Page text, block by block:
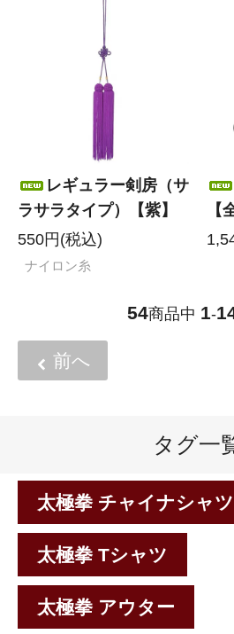
レギュラー剣房（サ
ラサラタイプ）【紫】
550円(税込)
ナイロン糸
【
54商品中 1-
前へ
タグ一
太極拳 チャイナシャツ
太極拳 Tシャツ
太極拳 アウター